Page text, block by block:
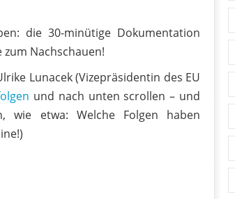
die 30-minütige Dokumentation
Nachschauen!
Lunacek (Vizepräsidentin des EU
und nach unten scrollen – und
wie etwa: Welche Folgen haben